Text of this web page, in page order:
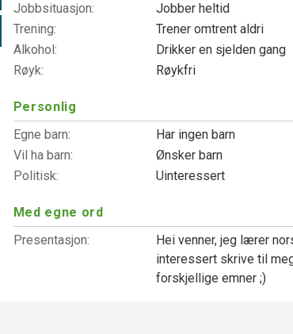
Jobbsituasjon:
Jobber heltid
Trening:
Trener omtrent aldri
Alkohol:
Drikker en sjelden gang
Røyk:
Røykfri
Personlig
Egne barn:
Har ingen barn
Vil ha barn:
Ønsker barn
Politisk:
Uinteressert
Med egne ord
Presentasjon:
Hei venner, jeg lærer
interessert skrive til
forskjellige emner ;)